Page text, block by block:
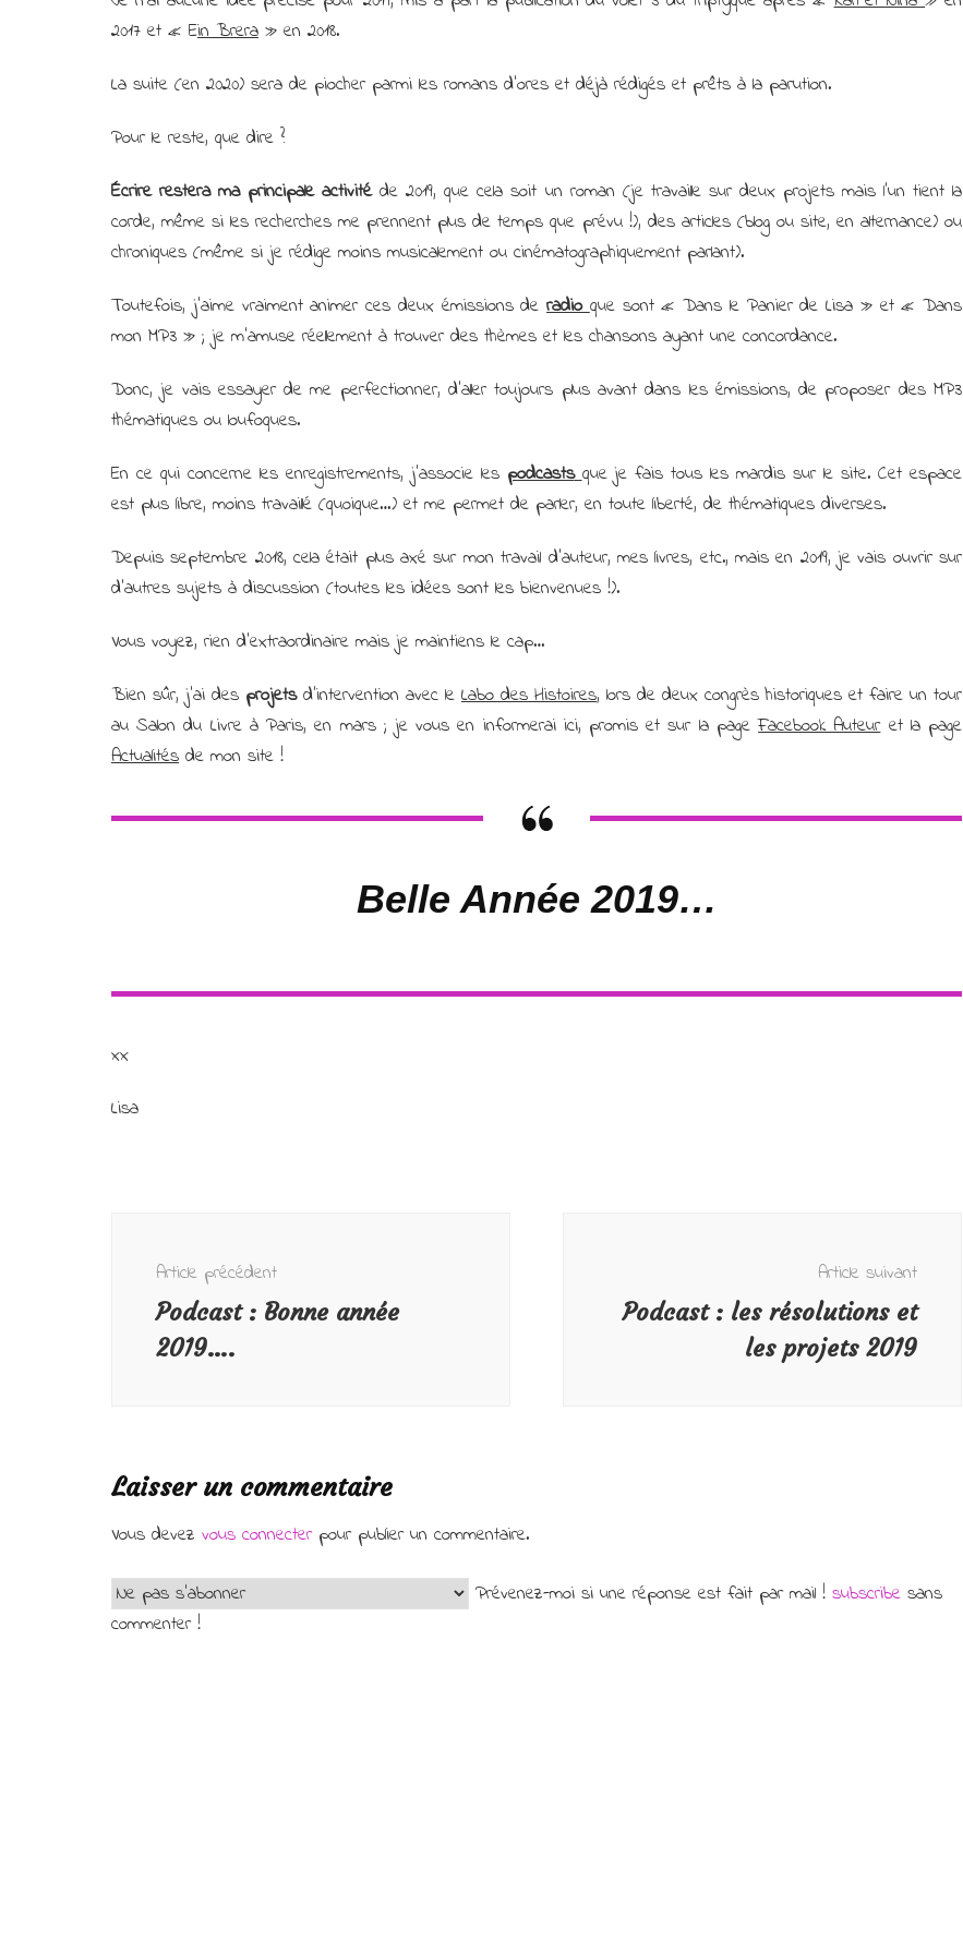
2017 et « Ein Brera » en 2018.
La suite (en 2020) sera de piocher parmi les romans d’ores et déjà rédigés et prêts à la parution.
Pour le reste, que dire ?
Écrire restera ma principale activitéde 2019, que cela soit un roman (je travaille sur deux projets mais l’un tient la
corde, même si les recherches me prennent plus de temps que prévu !), des articles (blog ou site, en alternance) ou
chroniques (même si je rédige moins musicalement ou cinématographiquement parlant).
Toutefois, j’aime vraiment animer ces deux émissions de radio que sont « Dans le Panier de Lisa » et « Dans
mon MP3 » ; je m’amuse réellement à trouver des thèmes et les chansons ayant une concordance.
Donc, je vais essayer de me perfectionner, d’aller toujours plus avant dans les émissions, de proposer des MP3
thématiques ou loufoques.
En ce qui concerne les enregistrements, j’associe les podcasts que je fais tous les mardis sur le site. Cet espace
est plus libre, moins travaillé (quoique…) et me permet de parler, en toute liberté, de thématiques diverses.
Depuis septembre 2018, cela était plus axé sur mon travail d’auteur, mes livres, etc., mais en 2019, je vais ouvrir sur
d’autres sujets à discussion (toutes les idées sont les bienvenues !).
Vous voyez, rien d’extraordinaire mais je maintiens le cap…
Bien sûr, j’ai des projetsd’intervention avec le Labo des Histoires, lors de deux congrès historiques et faire un tour
au Salon du Livre à Paris, en mars ; je vous en informerai ici, promis et sur la pageFacebook Auteuret la page
Actualités de mon site !
Belle Année 2019…
xx
Lisa
d'article
Article précédent
Podcast : Bonne année
2019….
Article suivant
Podcast : les résolutions et
les projets 2019
Laisser un commentaire
Vous devez vous connecterpour publier un commentaire.
Prévenez-moi si une réponse est fait par mail ! subscribe sans
commenter !